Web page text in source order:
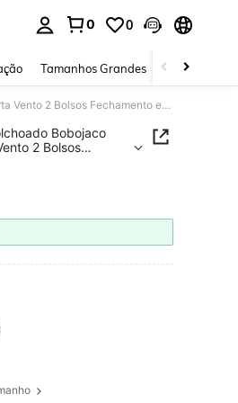
0 0
Tamanhos Grandes Joias e
Jaqueta Colete Puffer Unissex Acolchoado Bobojaco Inverno Estilo Bomber Leve Corta Vento 2 Bolsos Fechamento em ziper Simples Casual Zíper Bolso Férias
Bobojaco
2 Bolsos